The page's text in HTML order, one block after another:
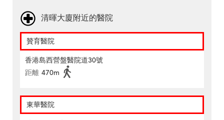
清暉大廈附近的醫院
贊育醫院
香港島西營盤醫院道30號
距離 470m
東華醫院